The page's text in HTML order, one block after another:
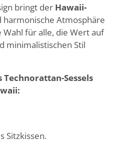
bringt der Hawaii-
harmonische Atmosphäre
Wahl für alle, die Wert auf
minimalistischen Stil
Sessels
Sitzkissen.